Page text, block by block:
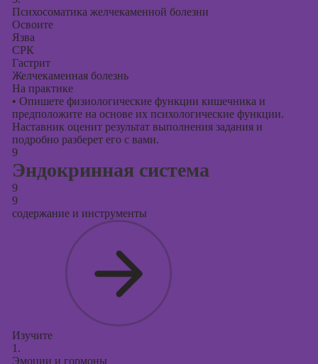
Психосоматика желчекаменной болезни
Освоите
Язва
СРК
Гастрит
Желчекаменная болезнь
На практике
• Опишете физиологические функции кишечника и
предположите на основе их психологические функции.
Наставник оценит результат выполнения задания и
подробно разберет его с вами.
9
Эндокринная система
9
9
содержание и инструменты
Изучите
1.
Эмоции и гормоны